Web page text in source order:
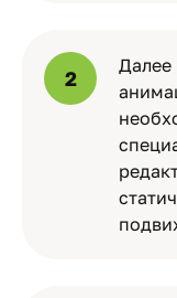
2
Далее